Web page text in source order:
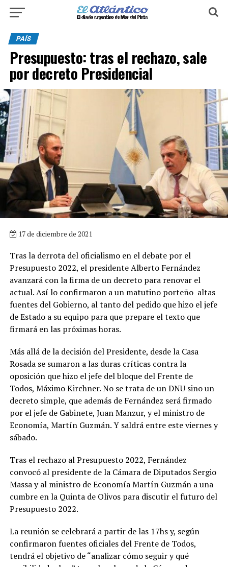
PAÍS
Presupuesto: tras el rechazo, sale
por decreto Presidencial
17 de diciembre de 2021
Tras la derrota del oficialismo en el debate por el
Presupuesto 2022, el presidente Alberto Fernández
avanzará con la firma de un decreto para renovar el
actual. Así lo confirmaron a un matutino porteño altas
fuentes del Gobierno, al tanto del pedido que hizo el jefe
de Estado a su equipo para que prepare el texto que
firmará en las próximas horas.
Más allá de la decisión del Presidente, desde la Casa
Rosada se sumaron a las duras críticas contra la
oposición que hizo el jefe del bloque del Frente de
Todos, Máximo Kirchner. No se trata de un DNU sino un
decreto simple, que además de Fernández será firmado
por el jefe de Gabinete, Juan Manzur, y el ministro de
Economía, Martín Guzmán. Y saldrá entre este viernes y
sábado.
Tras el rechazo al Presupuesto 2022, Fernández
convocó al presidente de la Cámara de Diputados Sergio
Massa y al ministro de Economía Martín Guzmán a una
cumbre en la Quinta de Olivos para discutir el futuro del
Presupuesto 2022.
La reunión se celebrará a partir de las 17hs y, según
confirmaron fuentes oficiales del Frente de Todos,
tendrá el objetivo de “analizar cómo seguir y qué